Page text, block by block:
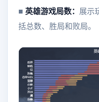
■ 英雄游戏局数： 展示
括总数、胜局和败局。